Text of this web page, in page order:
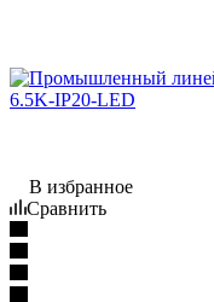
В избранное
Сравнить